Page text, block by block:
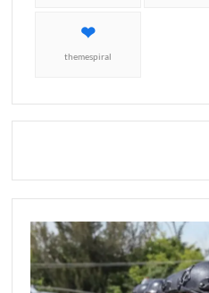
themespiral